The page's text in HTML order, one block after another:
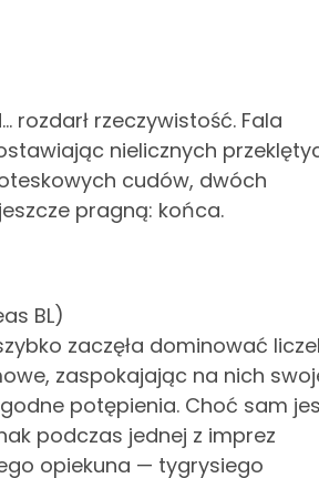
rozdarł rzeczywistość. Fala
nielicznych
cudów, dwóch
pragną: końca.
BL)
zaczęła dominować
zaspokajając na nich
potępienia. Choć sam
podczas jednej z imprez
opiekuna — tygrysiego